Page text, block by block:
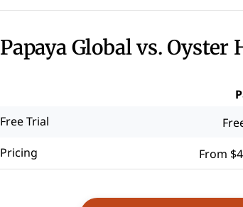
Papaya Global vs.
Free Trial
Pricing From